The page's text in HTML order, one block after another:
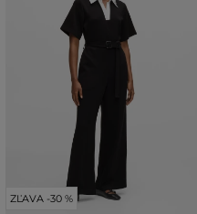
ZĽAVA -30 %